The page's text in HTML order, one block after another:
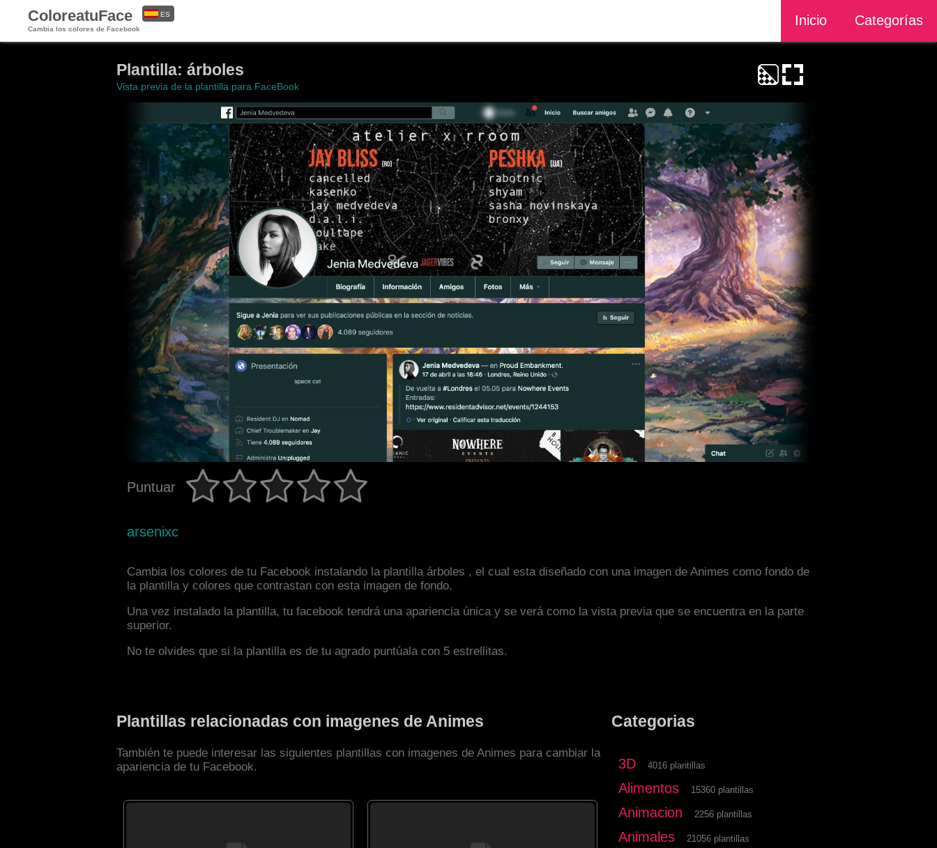
ColoreatuFace
Cambia los colores de Facebook
Inicio Categorías
ES
Plantilla: árboles
Vista previa de la plantilla para FaceBook
Puntuar
arsenixc
Cambia los colores de tu Facebook instalando la plantilla árboles , el cual esta diseñado con una imagen de Animes como fondo de
la plantilla y colores que contrastan con esta imagen de fondo.
Una vez instalado la plantilla, tu facebook tendrá una apariencia única y se verá como la vista previa que se encuentra en la parte
superior.
No te olvides que si la plantilla es de tu agrado puntúala con 5 estrellitas.
Plantillas relacionadas con imagenes de Animes
También te puede interesar las siguientes plantillas con imagenes de Animes para cambiar la
apariencia de tu Facebook.
Categorias
3D 4016 plantillas
Alimentos 15360 plantillas
Animacion 2256 plantillas
Animales 21056 plantillas